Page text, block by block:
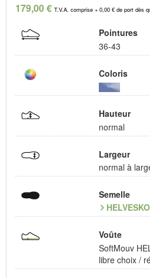
179,00 € T.V.A. comprise + 0,00 € de port dès
Pointures
36-43
Coloris
Hauteur
normal
Largeur
normal à
Semelle
Voûte
SoftMouv
libre choix /